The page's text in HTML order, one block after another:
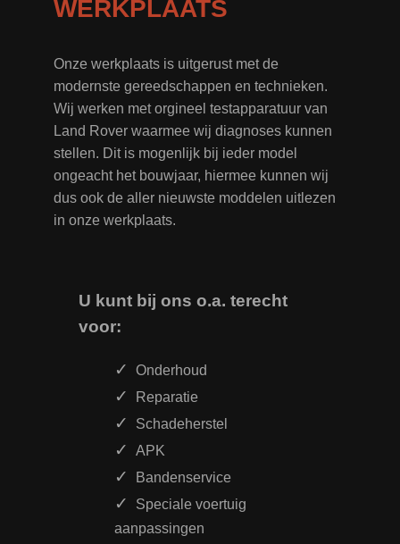
WERKPLAATS
Onze werkplaats is uitgerust met de
modernste gereedschappen en technieken.
Wij werken met orgineel testapparatuur van
Land Rover waarmee wij diagnoses kunnen
stellen. Dit is mogenlijk bij ieder model
ongeacht het bouwjaar, hiermee kunnen wij
dus ook de aller nieuwste moddelen uitlezen
in onze werkplaats.
U kunt bij ons o.a. terecht
voor:
Onderhoud
Reparatie
Schadeherstel
APK
Bandenservice
Speciale voertuig
aanpassingen